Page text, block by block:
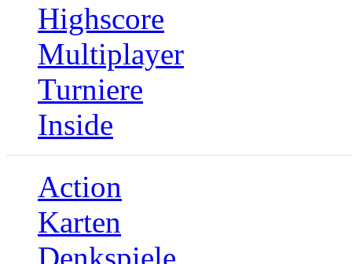
Highscore
Multiplayer
Turniere
Inside
Action
Karten
Denkspiele